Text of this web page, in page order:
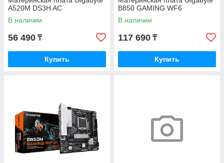
A520M DS3H AC
В наличии
56 490 ₸
Купить
B850 GAMING WF6
В наличии
117 690 ₸
Купить